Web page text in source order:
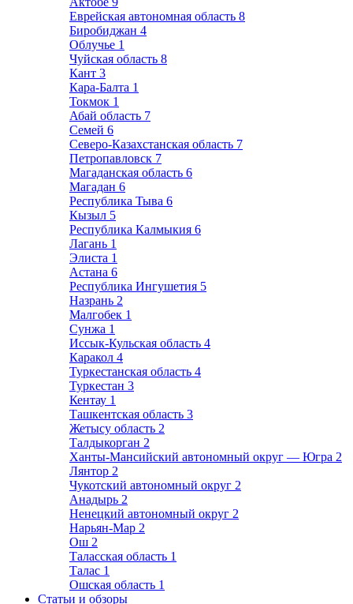
Еврейская автономная область 8
Биробиджан 4
Облучье 1
Чуйская область 8
Кант 3
Кара-Балта 1
Токмок 1
Абай область 7
Семей 6
Северо-Казахстанская область 7
Петропавловск 7
Магаданская область 6
Магадан 6
Республика Тыва 6
Кызыл 5
Республика Калмыкия 6
Лагань 1
Элиста 1
Астана 6
Республика Ингушетия 5
Назрань 2
Малгобек 1
Сунжа 1
Иссык-Кульская область 4
Каракол 4
Туркестанская область 4
Туркестан 3
Кентау 1
Ташкентская область 3
Жетысу область 2
Талдыкорган 2
Ханты-Мансийский автономный округ — Югра 2
Лянтор 2
Чукотский автономный округ 2
Анадырь 2
Ненецкий автономный округ 2
Нарьян-Мар 2
Ош 2
Таласская область 1
Талас 1
Ошская область 1
Статьи и обзоры